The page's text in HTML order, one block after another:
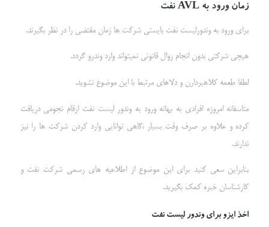
زمان ورود به AVLنفت
برای ورود به وندورلیست نفت بایستی شرکت ها زمان مقتضی را در نظر بگیرند.
هیچی شرکتی بدون انجام روال قانونی نمیتواند وارد وندرو گردد.
لطفا طعمه کلاهبردارن و دلاهای مرتبط با این موضوع نشوید.
متاسفانه امروزه افرادی به بهانه ورود به وندور لیست نفت ارقام نجومی دریافت
کرده و علاوه بر صرف وقت بسیار ،گاهی توانایی وارد کردن شرکت ها را نیز
ندارند.
بنابراین سعی کنید برای این موضوع از اطلاعیه های رسمی شرکت نفت و
کارشناسان خبره کمک بگیرید.
اخذ ایزو برای وندور لیست نفت